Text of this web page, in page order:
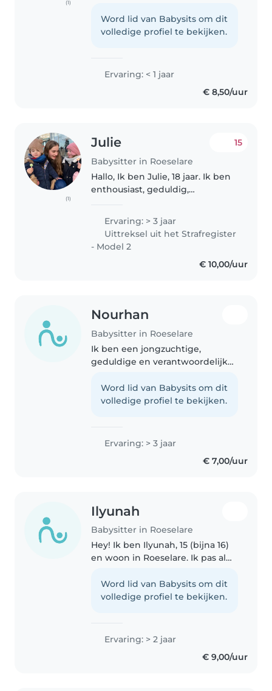
(1)
mijn opleiding zorg en Welzijn.
Ik heb ervaring met aby's en
Word lid van Babysits om dit
volledige profiel te bekijken.
Ervaring: < 1 jaar
€ 8,50/uur
(1)
Julie
Babysitter in Roeselare
15
Hallo, Ik ben Julie, 18 jaar. Ik ben
enthousiast, geduldig,
hou van kinderen, zij ook van
mij, ik ben er ook zeer graag
mee bezig. Daarbij heb ik al..
Ervaring: > 3 jaar
Uittreksel uit het Strafregister
- Model 2
€ 10,00/uur
Nourhan
Babysitter in Roeselare
Ik ben een jongzuchtige,
geduldige en verantwoordelijke
in de zorg voor peuters, kleuters,
basisschoolkinderen en tieners.
Word lid van Babysits om dit
volledige profiel te bekijken.
Ervaring: > 3 jaar
€ 7,00/uur
Ilyunah
Babysitter in Roeselare
Hey! Ik ben Ilyunah, 15 (bijna 16)
en woon in Roeselare. Ik pas al
regelmatig alleen op mijn
broertje van 3, en ook op mijn
Word lid van Babysits om dit
volledige profiel te bekijken.
Ervaring: > 2 jaar
€ 9,00/uur